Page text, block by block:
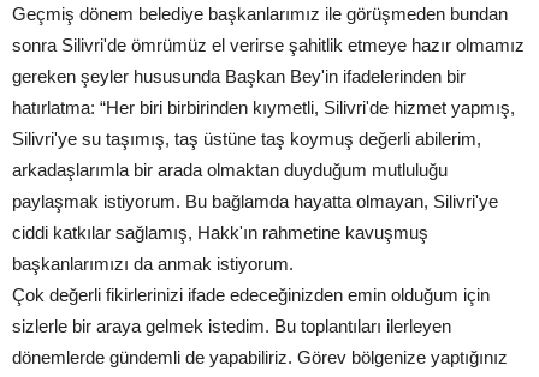
Geçmiş dönem belediye başkanlarımız ile görüşmeden bundan
sonra Silivri'de ömrümüz el verirse şahitlik etmeye hazır olmamız
gereken şeyler hususunda Başkan Bey'in ifadelerinden bir
hatırlatma: “Her biri birbirinden kıymetli, Silivri'de hizmet yapmış,
Silivri'ye su taşımış, taş üstüne taş koymuş değerli abilerim,
arkadaşlarımla bir arada olmaktan duyduğum mutluluğu
paylaşmak istiyorum. Bu bağlamda hayatta olmayan, Silivri'ye
ciddi katkılar sağlamış, Hakk'ın rahmetine kavuşmuş
başkanlarımızı da anmak istiyorum.
Çok değerli fikirlerinizi ifade edeceğinizden emin olduğum için
sizlerle bir araya gelmek istedim. Bu toplantıları ilerleyen
dönemlerde gündemli de yapabiliriz. Görev bölgenize yaptığınız